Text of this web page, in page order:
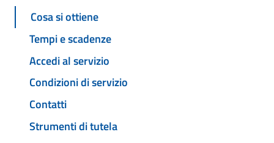
Cosa si ottiene
Tempi e scadenze
Accedi al servizio
Condizioni di servizio
Contatti
Strumenti di tutela